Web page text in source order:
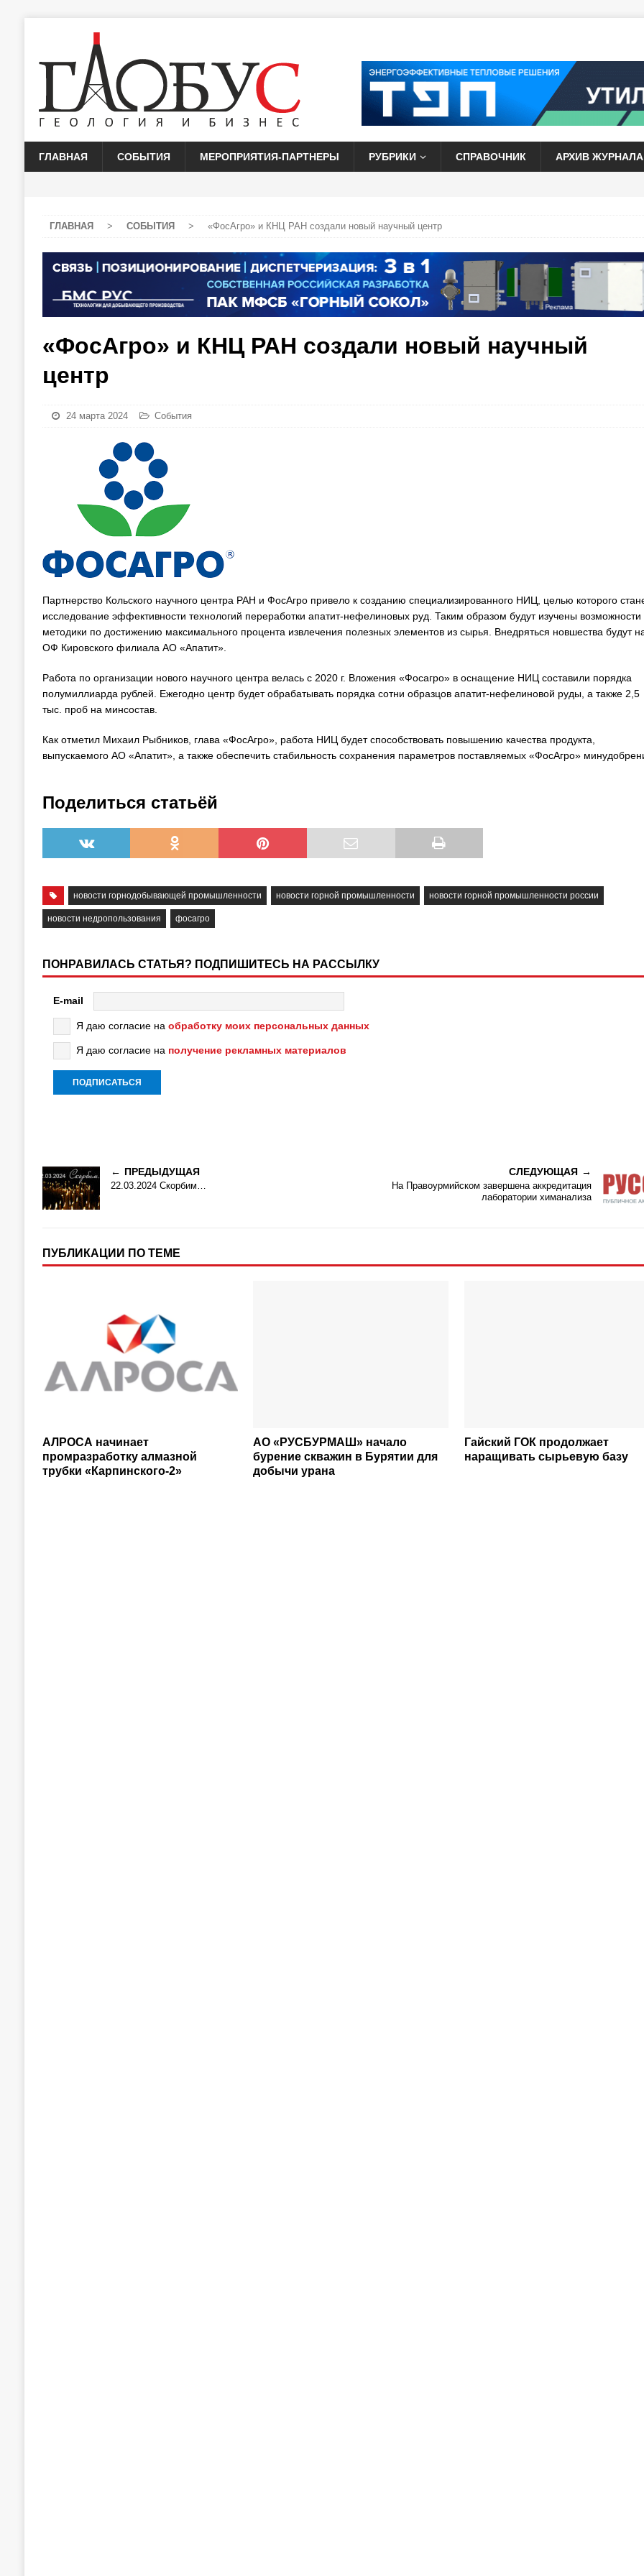
ГЛАВНАЯ СОБЫТИЯ МЕРОПРИЯТИЯ-ПАРТНЕРЫ РУБРИКИ СПРАВОЧНИК АРХИВ ЖУРНАЛА
ГЛАВНАЯ > СОБЫТИЯ > «ФосАгро» и КНЦ РАН создали новый научный центр
«ФосАгро» и КНЦ РАН создали новый научный
центр
24 марта 2024 События
Партнерство Кольского научного центра РАН и ФосАгро привело к созданию специализированного НИЦ, целью которого
исследование эффективности технологий переработки апатит-нефелиновых руд. Таким образом будут изучены возможности
методики по достижению максимального процента извлечения полезных элементов из сырья. Внедряться новшества будут
ОФ Кировского филиала АО «Апатит».
Работа по организации нового научного центра велась с 2020 г. Вложения «Фосагро» в оснащение НИЦ составили порядка
полумиллиарда рублей. Ежегодно центр будет обрабатывать порядка сотни образцов апатит-нефелиновой руды, а также 2,5
тыс. проб на минсостав.
Как отметил Михаил Рыбников, глава «ФосАгро», работа НИЦ будет способствовать повышению качества продукта,
выпускаемого АО «Апатит», а также обеспечить стабильность сохранения параметров поставляемых «ФосАгро»
Поделиться статьёй
новости горнодобывающей промышленности новости горной промышленности новости горной промышленности россии
новости недропользования фосагро
ПОНРАВИЛАСЬ СТАТЬЯ? ПОДПИШИТЕСЬ НА РАССЫЛКУ
E-mail
Я даю согласие на обработку моих персональных данных
Я даю согласие на получение рекламных материалов
ПРЕДЫДУЩАЯ
22.03.2024 Скорбим…
СЛЕДУЮЩАЯ
На Правоурмийском завершена аккредитация
лаборатории химанализа
ПУБЛИКАЦИИ ПО ТЕМЕ
АЛРОСА начинает
промразработку алмазной
трубки «Карпинского-2»
АО «РУСБУРМАШ» начало
бурение скважин в Бурятии для
добычи урана
Гайский ГОК продолжает
наращивать сырьевую базу